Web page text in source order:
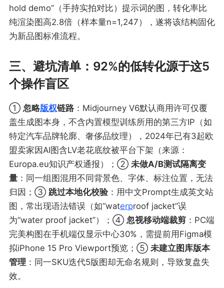
hold demo”（手持实拍对比）提示词的图，转化率比
纯渲染图高2.8倍（样本量n=1,247），遂将该结构固化
为新品图标准流程。
三、避坑清单：92%的低转化源于这5
个操作盲区
① 忽略版权链路：Midjourney V6默认商用许可仅覆
盖生成图本身，不含内置模型训练所用的第三方IP（如
特定汽车品牌轮廓、奢侈品纹理），2024年已有3起欧
盟卖家因AI图含LV老花底纹被平台下架（来源：
Europa.eu知识产权通报）；② 未做A/B测试隔离变
量：同一组图混用不同背景色、字体、标注位置，无法
归因；③ 跳过本地化校验：用中文Prompt生成英文站
图，常出现语法错误（如“waterproof jacket”误
为“water proof jacket”）；④ 忽视移动端裁剪：PC端
完美构图在手机端仅显示中心30%，需提前用Figma模
拟iPhone 15 Pro Viewport预览；⑤ 未建立图库版本
管理 ：同一SKU迭代5版图却无命名规则，导致复盘失
效。